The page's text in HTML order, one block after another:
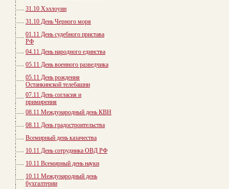
31.10 Хэллоуин
31.10 День Черного моря
01.11 День судебного пристава
РФ
04.11 День народного единства
05.11 День военного разведчика
05.11 День рождения
Останкинской телебашни
07.11 День согласия и
примирения
08.11 Международный день КВН
08.11 День градостроительства
Всемирный день казачества
10.11 День сотрудника ОВД РФ
10.11 Всемирный день науки
10.11 Международный день
бухгалтерии